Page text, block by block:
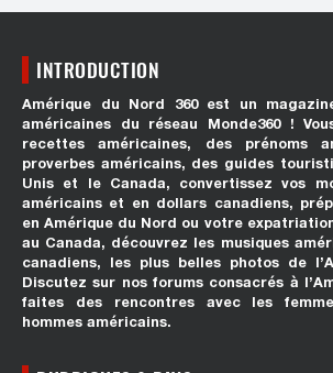
INTRODUCTION
Amérique du Nord 360 est un
américaines du réseau Monde360 !
recettes américaines, des prénoms
proverbes américains, des guides
Unis et le Canada, convertissez vos
américains et en dollars canadiens,
en Amérique du Nord ou votre
au Canada, découvrez les musiques
canadiens, les plus belles photos de
Discutez sur nos forums consacrés à
faites des rencontres avec les
hommes américains.